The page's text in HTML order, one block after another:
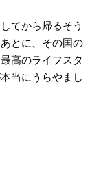
てから帰るそう
とに、その国の
高のライフスタ
当にうらやまし